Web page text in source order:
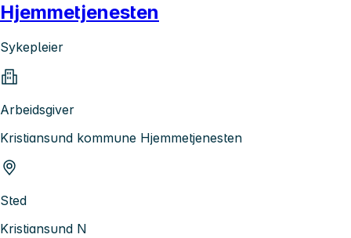
Hjemmetjenesten
Sykepleier
Arbeidsgiver
Kristiansund kommune Hjemmetjenesten
Sted
Kristiansund N